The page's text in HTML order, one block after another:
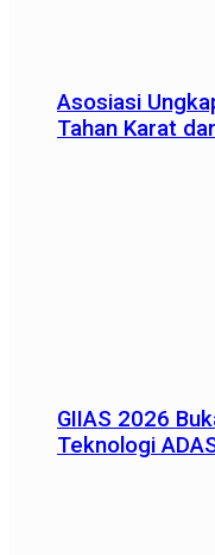
Asosiasi
Tahan Karat
GIIAS 2026
Teknologi